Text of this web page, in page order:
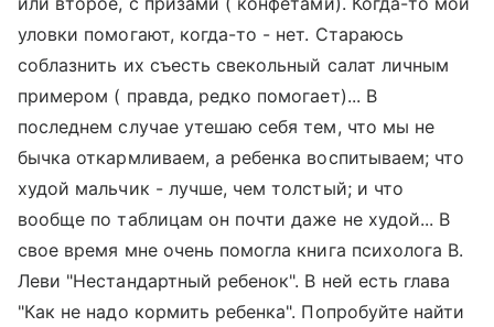
уловки помогают, когда-то - нет. Стараюсь
соблазнить их съесть свекольный салат личным
примером ( правда, редко помогает)... В
последнем случае утешаю себя тем, что мы не
бычка откармливаем, а ребенка воспитываем; что
худой мальчик - лучше, чем толстый; и что
вообще по таблицам он почти даже не худой... В
свое время мне очень помогла книга психолога В.
Леви "Нестандартный ребенок". В ней есть глава
"Как не надо кормить ребенка". Попробуйте найти